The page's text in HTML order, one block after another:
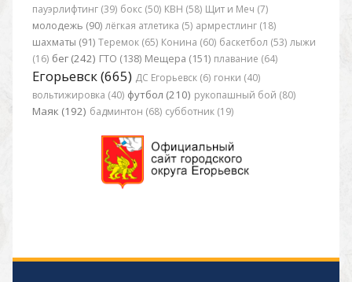
пауэрлифтинг (39) бокс (50) КВН (58) Щит и Меч (7)
молодежь (90) лёгкая атлетика (5) армрестлинг (18)
шахматы (91) Теремок (65) Конина (60) баскетбол (53) лыжи
(16) бег (242) ГТО (138) Мещера (151) плавание (64)
Егорьевск (665) ДС Егорьевск (6) гонки (40)
вольтижировка (40) футбол (210) рукопашный бой (80)
Маяк (192) бадминтон (68) субботник (19)